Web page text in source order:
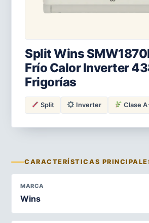
Split Wins
Frío Calor Inverter
Frigorías
Split Inverter Clase
CARACTERÍSTICAS
MARCA
Wins